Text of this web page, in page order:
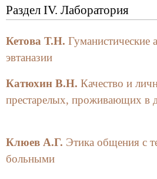
разрушителен, арьергард
прямое попадание в зону
Литература стала самой
бесконечный
событие смерти имеет
Письмо стало гоголевским.
Раздел IV. Лаборатория
Кетова Т.Н. Гуманистические
эвтаназии
Катюхин В.Н. Качество и
престарелых, проживающих в
Клюев А.Г. Этика общения с
больными